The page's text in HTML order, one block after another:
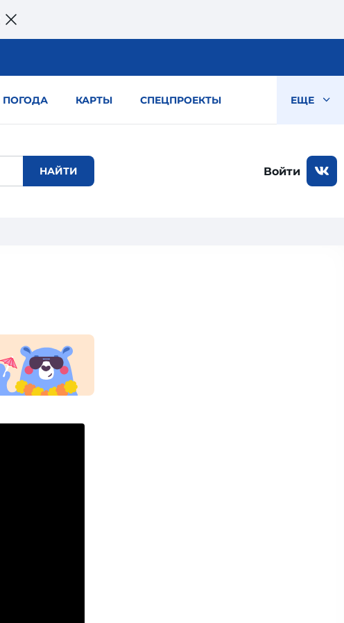
ПОГОДА КАРТЫ СПЕЦПРОЕКТЫ ЕЩЕ
Войти